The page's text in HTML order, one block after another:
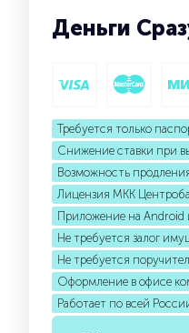
Деньги
Требуется только
Снижение ставки при
Возможность
Лицензия МКК
Приложение на Android
Не требуется залог
Не требуется
Оформление в офисе
Работает по всей